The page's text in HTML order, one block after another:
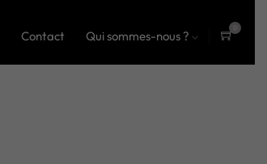
Contact Qui sommes-nous ?
0